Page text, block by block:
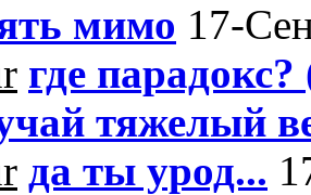
мимо 17-
где парадокс?
тяжелый
да ты урод...